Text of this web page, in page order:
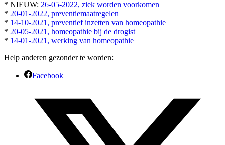
* NIEUW: 26-05-2022, ziek worden voorkomen
* 20-01-2022, preventiemaatregelen
* 14-10-2021, preventief inzetten van homeopathie
* 20-05-2021, homeopathie bij de drogist
* 14-01-2021, werking van homeopathie
Help anderen gezonder te worden:
Facebook